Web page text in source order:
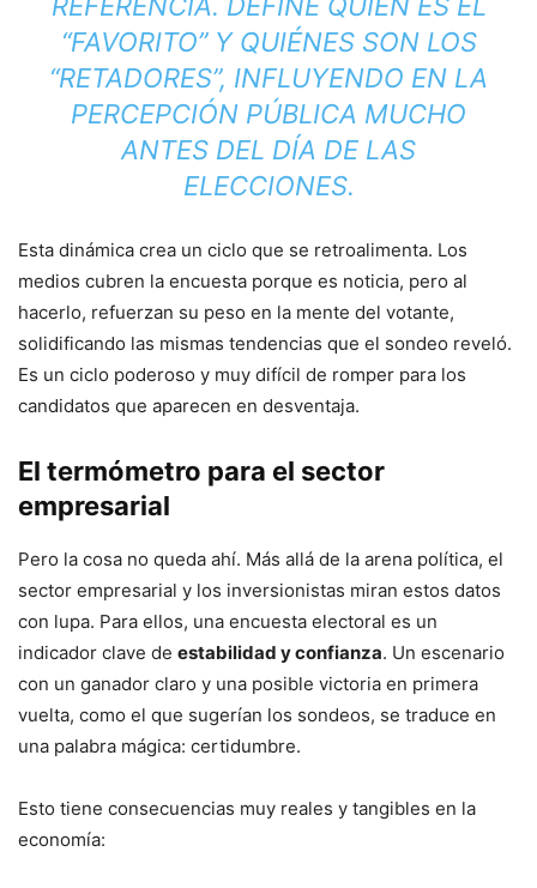
“FAVORITO” Y QUIÉNES SON LOS
“RETADORES”, INFLUYENDO EN LA
PERCEPCIÓN PÚBLICA MUCHO
ANTES DEL DÍA DE LAS
ELECCIONES.
Esta dinámica crea un ciclo que se retroalimenta. Los
medios cubren la encuesta porque es noticia, pero al
hacerlo, refuerzan su peso en la mente del votante,
solidificando las mismas tendencias que el sondeo reveló.
Es un ciclo poderoso y muy difícil de romper para los
candidatos que aparecen en desventaja.
El termómetro para el sector
empresarial
Pero la cosa no queda ahí. Más allá de la arena política, el
sector empresarial y los inversionistas miran estos datos
con lupa. Para ellos, una encuesta electoral es un
indicador clave de estabilidad y confianza. Un escenario
con un ganador claro y una posible victoria en primera
vuelta, como el que sugerían los sondeos, se traduce en
una palabra mágica: certidumbre.
Esto tiene consecuencias muy reales y tangibles en la
economía: